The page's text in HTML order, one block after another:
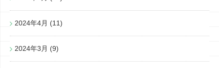
2024年4月 (11)
2024年3月 (9)